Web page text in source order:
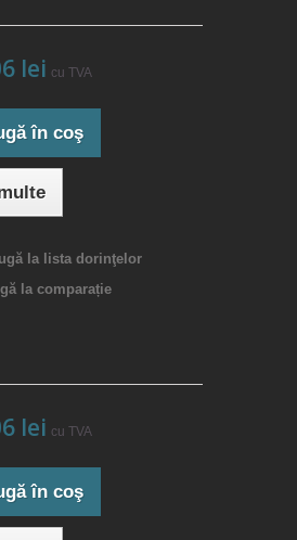
lei cu TVA
în coş
la lista dorinţelor
la comparație
lei cu TVA
în coş